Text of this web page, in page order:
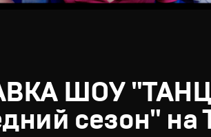
ШОУ
сезон" на